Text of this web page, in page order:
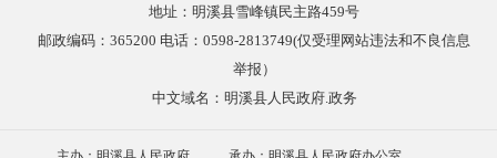
地址：明溪县雪峰镇民主路459号
邮政编码：365200 电话：0598-2813749(仅受理网站违法和不良信息
举报）
中文域名：明溪县人民政府.政务